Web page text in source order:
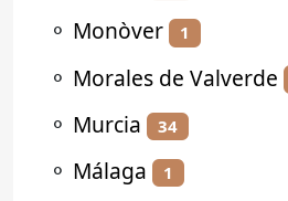
⚬ Monòver 1
⚬ Morales de Valverde
⚬ Murcia 34
⚬ Málaga 1